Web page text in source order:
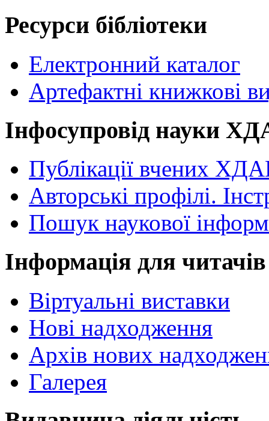
Ресурси бібліотеки
Електронний каталог
Артефактні книжкові
Інфосупровід науки
Публікації вчених
Авторські профілі.
Пошук наукової
Інформація для читачів
Віртуальні виставки
Нові надходження
Архів нових
Галерея